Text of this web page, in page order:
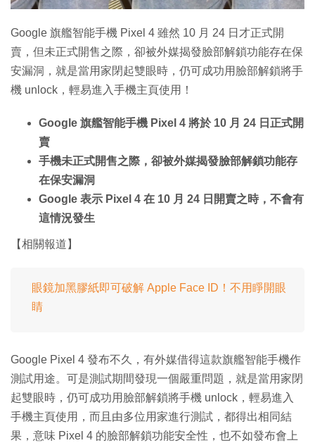
Google 旗艦智能手機 Pixel 4 雖然 10 月 24 日才正式開
賣，但未正式開售之際，卻被外媒揭發臉部解鎖功能存在保
安漏洞，就是當用家閉起雙眼時，仍可成功用臉部解鎖將手
機 unlock，輕易進入手機主頁使用！
Google 旗艦智能手機 Pixel 4 將於 10 月 24 日正式開
賣
手機未正式開售之際，卻被外媒揭發臉部解鎖功能存
在保安漏洞
Google 表示 Pixel 4 在 10 月 24 日開賣之時，不會有
這情況發生
【相關報道】
眼鏡加黑膠紙即可破解 Apple Face ID！不用睜開眼
睛
Google Pixel 4 發布不久，有外媒借得這款旗艦智能手機作
測試用途。可是測試期間發現一個嚴重問題，就是當用家閉
起雙眼時，仍可成功用臉部解鎖將手機 unlock，輕易進入
手機主頁使用，而且由多位用家進行測試，都得出相同結
果，意味 Pixel 4 的臉部解鎖功能安全性，也不如發布會上